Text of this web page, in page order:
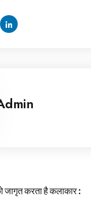
जागृत करता है कलाकार :